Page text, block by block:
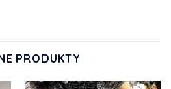
PRODUKTY